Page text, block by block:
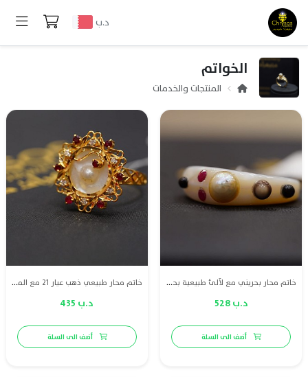
د.ب
الخواتم
المنتجات والخدمات
خاتم محار بحريني مع لآلئ طبيعية بحرينية متعددة الألوان
د.ب 528
أضف الى السلة
خاتم محار طبيعي ذهب عيار 21 مع الماس وياقوت طبيعي
د.ب 435
أضف الى السلة